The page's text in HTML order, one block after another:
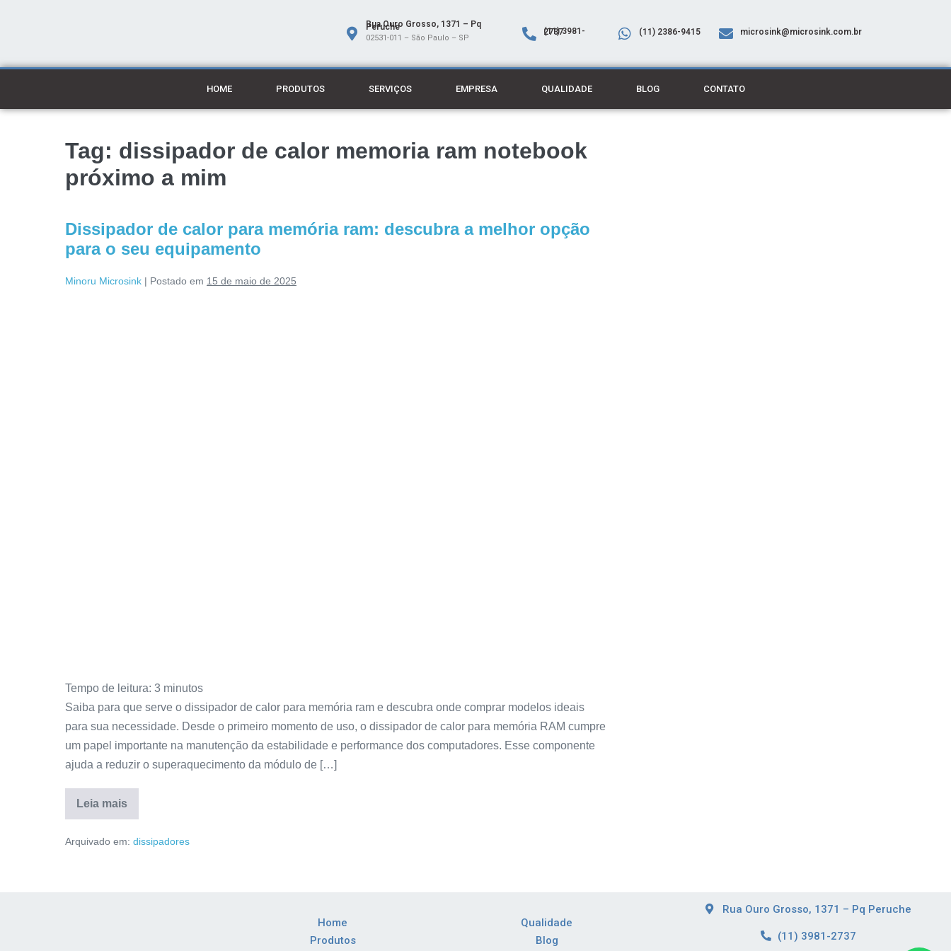
Rua Ouro Grosso, 1371 – Pq
Peruche
02531-011 – São Paulo – SP
(11) 3981-2737 (11) 2386-9415 microsink@microsink.com.br
HOME PRODUTOS SERVIÇOS EMPRESA QUALIDADE BLOG CONTATO
Tag: dissipador de calor memoria ram notebook
próximo a mim
Dissipador de calor para memória ram: descubra a melhor opção
para o seu equipamento
Minoru Microsink | Postado em 15 de maio de 2025
Tempo de leitura: 3 minutos
Saiba para que serve o dissipador de calor para memória ram e descubra onde comprar modelos ideais
para sua necessidade. Desde o primeiro momento de uso, o dissipador de calor para memória RAM cumpre
um papel importante na manutenção da estabilidade e performance dos computadores. Esse componente
ajuda a reduzir o superaquecimento da módulo de […]
Leia mais
Arquivado em: dissipadores
Home
Produtos
Qualidade
Blog
Rua Ouro Grosso, 1371 – Pq Peruche
(11) 3981-2737